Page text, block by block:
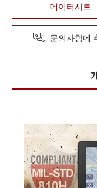
데이터시트
문의사항에